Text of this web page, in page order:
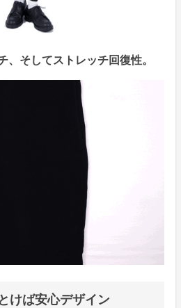
そしてストレッチ回復性。
けば安心デザイン